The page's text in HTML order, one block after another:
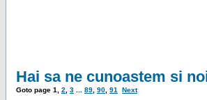
Hai sa ne cunoastem si
Goto page 1 2 3 89 90 91 Next